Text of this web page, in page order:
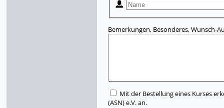
Bemerkungen, Besonderes, Wunsch-
Mit der Bestellung eines Kurses
(ASN) e.V. an.